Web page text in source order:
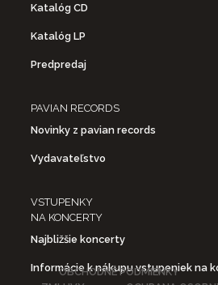
Katalóg CD
Katalóg LP
Predpredaj
PAVIAN RECORDS
Novinky z pavian records
Vydavateľstvo
VSTUPENKY
NA KONCERTY
Najbližšie koncerty
Informácie k nákupu vstupeniek na
OBCHODNÉ PODMIENKY